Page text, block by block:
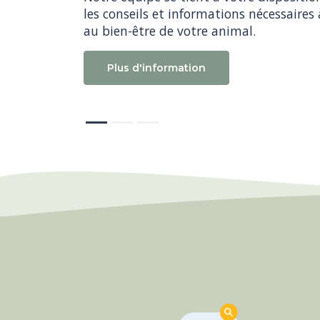
les conseils et informations
au bien-être de votre animal.
Plus d'information
plus, cliquez et prenez rendez-vous !